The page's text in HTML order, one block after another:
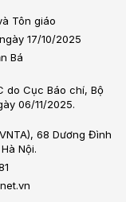
Tôn giáo
17/10/2025
Bá
do Cục Báo chí, Bộ
06/11/2025.
68 Dương Đình
Nội.